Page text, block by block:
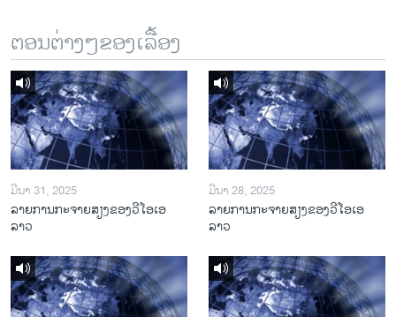
ຕອນຕ່າງໆຂອງເລື້ອງ
ມີນາ 31, 2025
ລາຍການກະຈາຍສຽງຂອງວີໂອເອ
ລາວ
ມີນາ 28, 2025
ລາຍການກະຈາຍສຽງຂອງວີໂອເອ
ລາວ